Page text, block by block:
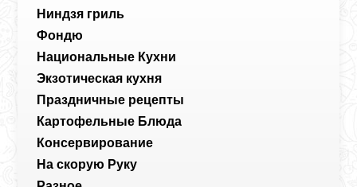
Ниндзя гриль
Фондю
Национальные Кухни
Экзотическая кухня
Праздничные рецепты
Картофельные Блюда
Консервирование
На скорую Руку